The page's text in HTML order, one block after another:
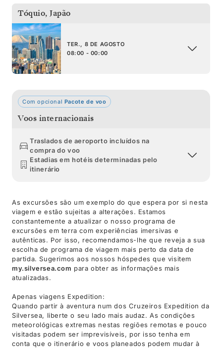
Tóquio, Japão
TER., 8 DE AGOSTO
08:00 - 00:00
Com opcional Pacote de voo
Voos internacionais
Traslados de aeroporto incluídos na
compra do voo
Estadias em hotéis determinadas pelo
itinerário
As excursões são um exemplo do que espera por si nesta
viagem e estão sujeitas a alterações. Estamos
constantemente a atualizar o nosso programa de
excursões em terra com experiências imersivas e
autênticas. Por isso, recomendamos-lhe que reveja a sua
escolha de programa de viagem mais perto da data de
partida. Sugerimos aos nossos hóspedes que visitem
my.silversea.com para obter as informações mais
atualizadas.
Apenas viagens Expedition:
Quando partir à aventura num dos Cruzeiros Expedition da
Silversea, liberte o seu lado mais audaz. As condições
meteorológicas extremas nestas regiões remotas e pouco
visitadas podem ser imprevisíveis, por isso tenha em
conta que o itinerário e voos planeados podem mudar à